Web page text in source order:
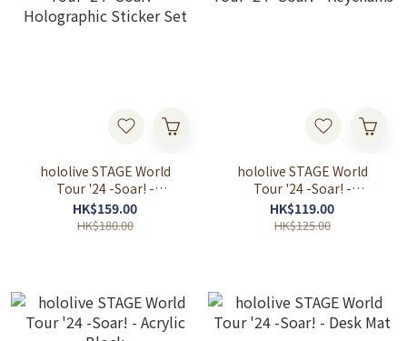
hololive STAGE World
Tour '24 -Soar! -
Holographic Sticker Set
HK$159.00
HK$180.00
hololive STAGE World
Tour '24 -Soar! -
Keychains
HK$119.00
HK$125.00